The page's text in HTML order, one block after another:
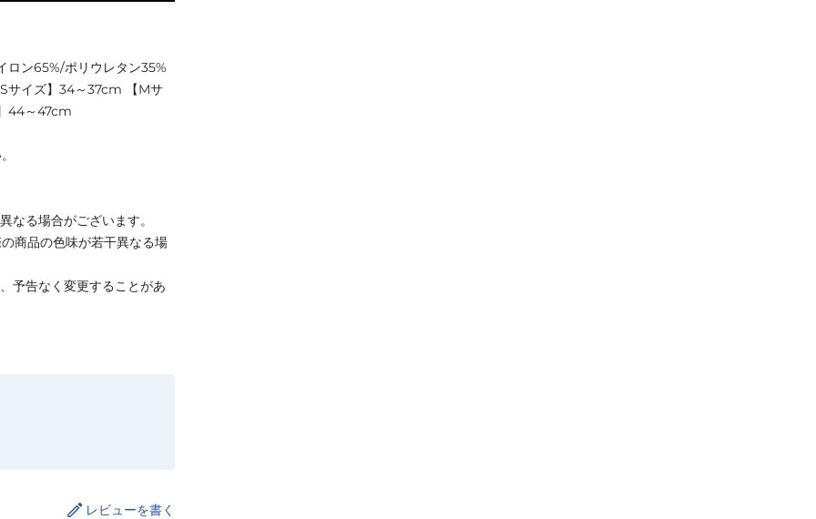
ロン65%/ポリウレタン35%
サイズ】34～37cm 【Mサ
44～47cm
る場合がございます。
商品の色味が若干異なる場
予告なく変更することがあ
レビューを書く